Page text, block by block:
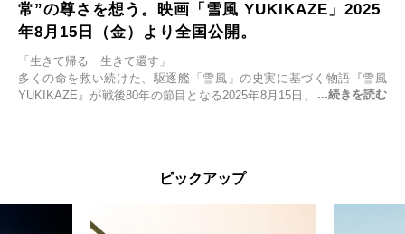
常”の尊さを想う。映画「雪風 YUKIKAZE」2025
年8月15日（金）より全国公開。
「生きて帰る 生きて還す」
多くの命を救い続けた、駆逐艦「雪風」の史実に基づく物語『雪風
YUKIKAZE』が戦後80年の節目となる2025年8月15日、全国公開され
くの仲間の命を救い帰還させ、戦後まで生き抜き「幸運艦」と呼ばれ
ピックアップ